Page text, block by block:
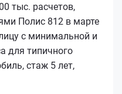
тыс. расчетов,
Полис 812 в марте
с минимальной и
для типичного
стаж 5 лет,